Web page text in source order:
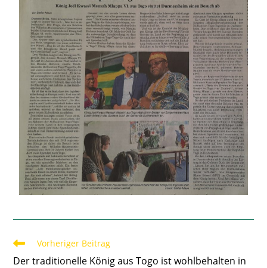
Vorheriger Beitrag
Der traditionelle König aus Togo ist wohlbehalten in